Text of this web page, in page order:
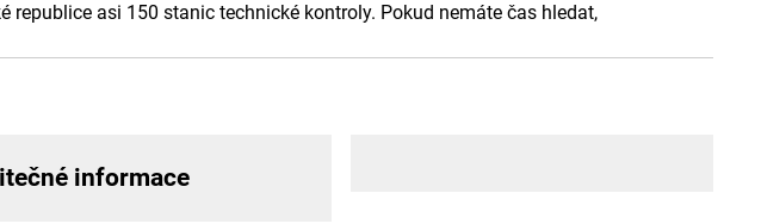
asi 150 stanic technické kontroly. Pokud nemáte čas hledat,
informace